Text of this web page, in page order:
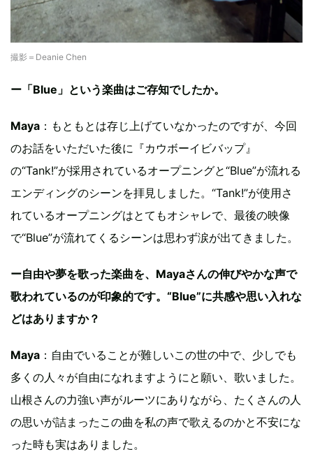
撮影＝Deanie Chen
ー「Blue」という楽曲はご存知でしたか。
Maya ：もともとは存じ上げていなかったのですが、今回
のお話をいただいた後に『カウボーイビバップ』
の“Tank!”が採用されているオープニングと“Blue”が流れる
エンディングのシーンを拝見しました。“Tank!”が使用さ
れているオープニングはとてもオシャレで、最後の映像
で“Blue”が流れてくるシーンは思わず涙が出てきました。
ー自由や夢を歌った楽曲を、Mayaさんの伸びやかな声で
歌われているのが印象的です。“Blue”に共感や思い入れな
どはありますか？
Maya ：自由でいることが難しいこの世の中で、少しでも
多くの人々が自由になれますようにと願い、歌いました。
山根さんの力強い声がルーツにありながら、たくさんの人
の思いが詰まったこの曲を私の声で歌えるのかと不安にな
った時も実はありました。